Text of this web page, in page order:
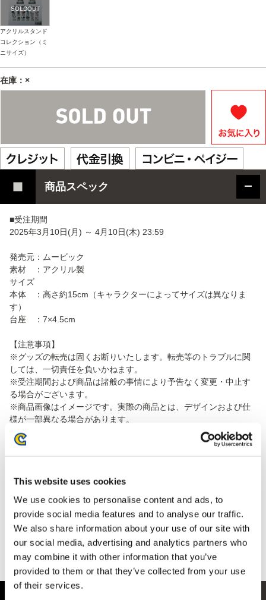
This website uses cookies
We use cookies to personalise content and ads, to
provide social media features and to analyse our traffic.
We also share information about your use of our site with
our social media, advertising and analytics partners who
may combine it with other information that you’ve
provided to them or that they’ve collected from your use
of their services.
アクリルスタンド
コレクション（ミ
ニサイズ）
在庫：×
商品スペック
■受注期間
2025年3月10日(月) ～ 4月10日(木) 23:59
発売元：ムービック
素材 ：アクリル製
サイズ
本体 ：高さ約15cm（キャラクターによってサイズは異なりま
す）
台座 ：7×4.5cm
【注意事項】
※グッズの転売は固くお断りいたします。転売等のトラブルに関
しては、一切責任を負いかねます。
※受注期間および商品は諸般の事情により予告なく変更・中止す
る場合がございます。
※商品画像はイメージです。実際の商品とは、デザインおよび仕
様が一部異なる場合があります。
※お届け時期は変更となる可能性がございます。
※上限数に達した場合、受注期間内であっても終了する可能性が
ございます。
なくなり次第終了となります。
※売り切れの場合にも事前告知の上、再販売する可能性がござい
※発売日の異なる商品を複数おまとめ予約いただいた場合、
「一番遅い発売日の商品にあわせて」ご一括にて発送をさせて
いただいており、別送は承りかねます。
※本商品はおひとり様3点限りとさせていただいております。